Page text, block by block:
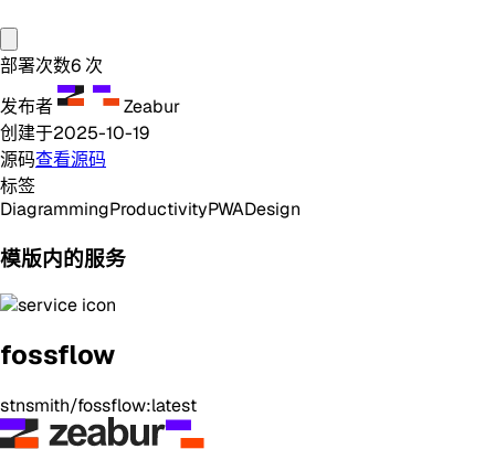
部署次数6 次
发布者
Zeabur
创建于2025-10-19
源码查看源码
标签
DiagrammingProductivityPWADesign
模版内的服务
fossflow
stnsmith/fossflow:latest